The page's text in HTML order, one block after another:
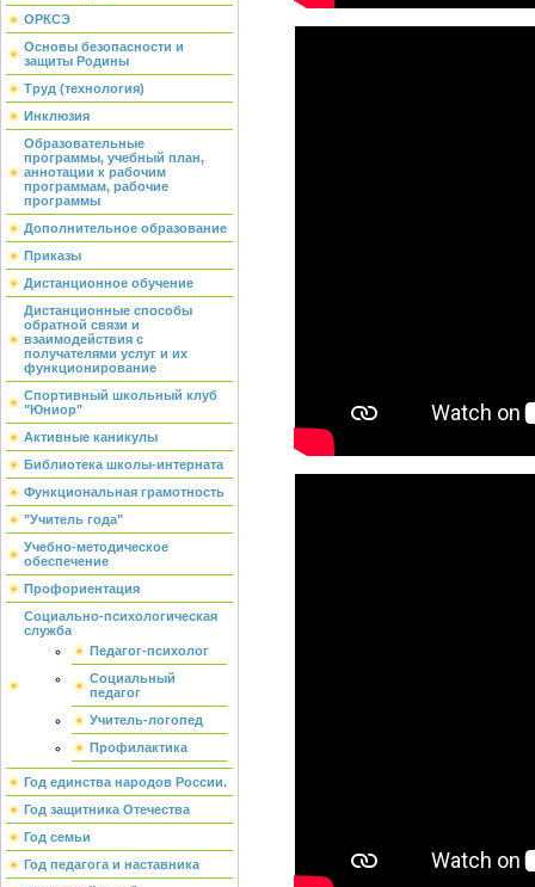
ОРКСЭ
Основы безопасности и
защиты Родины
Труд (технология)
Инклюзия
Образовательные
программы, учебный план,
аннотации к рабочим
программам, рабочие
программы
Дополнительное образование
Приказы
Дистанционное обучение
Дистанционные способы
обратной связи и
взаимодействия с
получателями услуг и их
функционирование
Спортивный школьный клуб
"Юниор"
Активные каникулы
Библиотека школы-интерната
Функциональная грамотность
"Учитель года"
Учебно-методическое
обеспечение
Профориентация
Социально-психологическая
служба
Педагог-психолог
Социальный
педагог
Учитель-логопед
Профилактика
Год единства народов России.
Год защитника Отечества
Год семьи
Год педагога и наставника